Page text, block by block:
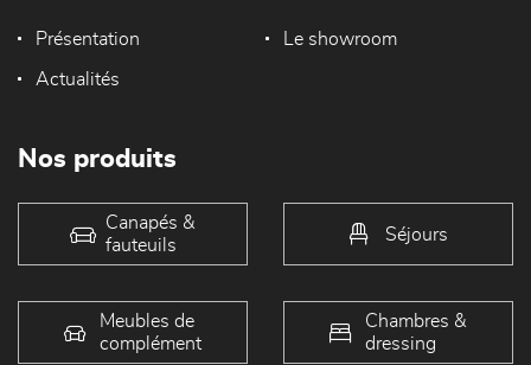
Présentation Le showroom
Actualités
Nos produits
Canapés &
fauteuils
Séjours
Meubles de
complément
Chambres &
dressing